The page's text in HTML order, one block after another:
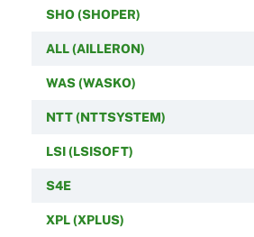
SHO (SHOPER)
ALL (AILLERON)
WAS (WASKO)
NTT (NTTSYSTEM)
LSI (LSISOFT)
S4E
XPL (XPLUS)